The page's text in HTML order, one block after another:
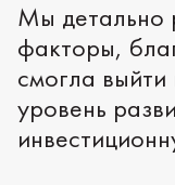
Мы детально
факторы,
смогла
уровень